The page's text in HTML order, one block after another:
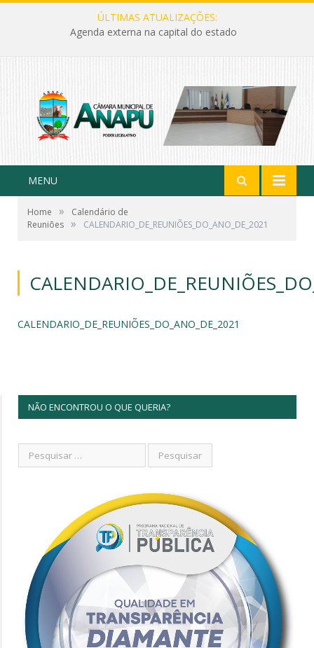
ÚLTIMAS ATUALIZAÇÕES:
Agenda externa na capital do estado
MENU
Home »
Calendário de
Reuniões » CALENDARIO_DE_REUNIÕES_DO_ANO_DE_2021
CALENDARIO_DE_REUNIÕES_DO_ANO_DE_2021
NÃO ENCONTROU O QUE QUERIA?